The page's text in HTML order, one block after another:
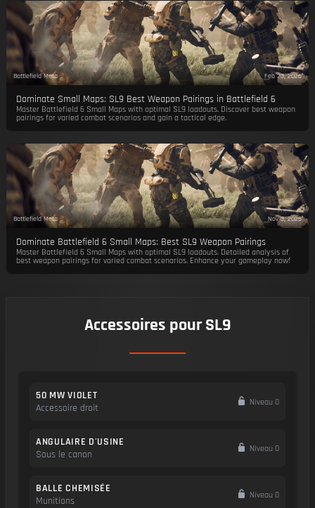
Battlefield Meta Feb 23, 2026
Dominate Small Maps: SL9 Best Weapon Pairings in Battlefield 6
Master Battlefield 6 Small Maps with optimal SL9 loadouts. Discover best weapon
pairings for varied combat scenarios and gain a tactical edge.
Battlefield Meta Nov 3, 2025
Dominate Battlefield 6 Small Maps: Best SL9 Weapon Pairings
Master Battlefield 6 Small Maps with optimal SL9 loadouts. Detailed analysis of
best weapon pairings for varied combat scenarios. Enhance your gameplay now!
Accessoires pour SL9
50 MW VIOLET
Accessoire droit
Niveau 0
ANGULAIRE D'USINE
Sous le canon
Niveau 0
BALLE CHEMISÉE
Munitions
Niveau 0